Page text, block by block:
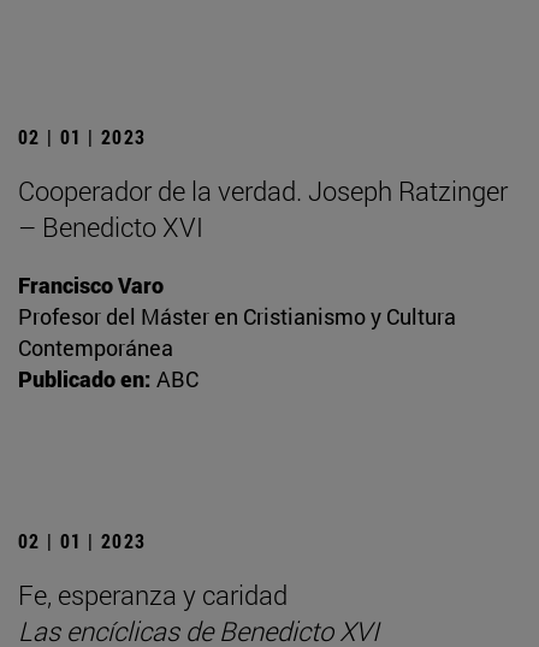
02 | 01 | 2023
Cooperador de la verdad. Joseph Ratzinger
– Benedicto XVI
Francisco Varo
Profesor del Máster en Cristianismo y Cultura
Contemporánea
Publicado en: ABC
02 | 01 | 2023
Fe, esperanza y caridad
Las encíclicas de Benedicto XVI